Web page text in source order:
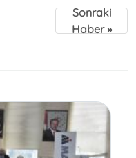
Sonraki
Haber »